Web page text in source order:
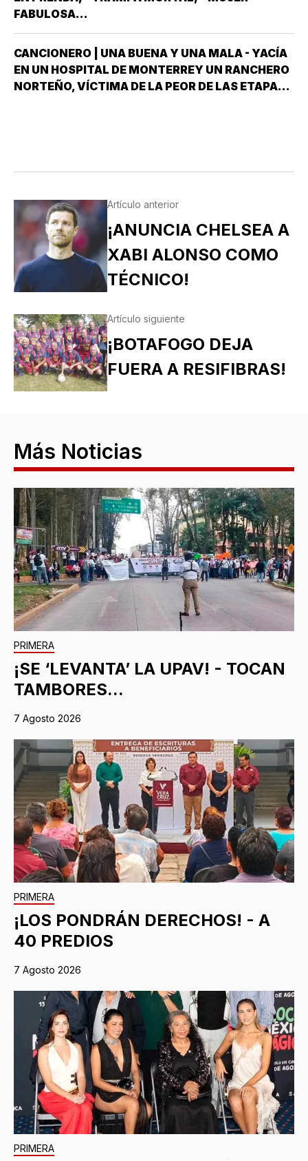
DESPUÉS QUE NO…
FABULOSA...
CANCIONERO | UNA BUENA Y UNA MALA - YACÍA
EN UN HOSPITAL DE MONTERREY UN RANCHERO
NORTEÑO, VÍCTIMA DE LA PEOR DE LAS ETAPAS
Artículo anterior
¡ANUNCIA CHELSEA A
XABI ALONSO COMO
TÉCNICO!
Artículo siguiente
¡BOTAFOGO DEJA
FUERA A RESIFIBRAS!
Más Noticias
PRIMERA
¡SE ‘LEVANTA’ LA UPAV! - TOCAN
TAMBORES...
7 Agosto 2026
PRIMERA
¡LOS PONDRÁN DERECHOS! - A
40 PREDIOS
7 Agosto 2026
PRIMERA